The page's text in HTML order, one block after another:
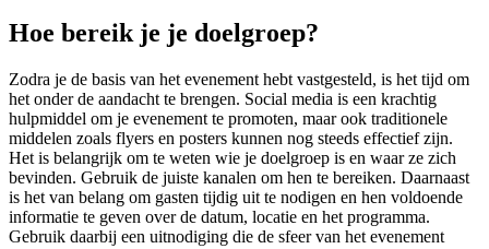
Hoe bereik je je doelgroep?
Zodra je de basis van het evenement hebt vastgesteld, is het tijd om
het onder de aandacht te brengen. Social media is een krachtig
hulpmiddel om je evenement te promoten, maar ook traditionele
middelen zoals flyers en posters kunnen nog steeds effectief zijn.
Het is belangrijk om te weten wie je doelgroep is en waar ze zich
bevinden. Gebruik de juiste kanalen om hen te bereiken. Daarnaast
is het van belang om gasten tijdig uit te nodigen en hen voldoende
informatie te geven over de datum, locatie en het programma.
Gebruik daarbij een uitnodiging die de sfeer van het evenement